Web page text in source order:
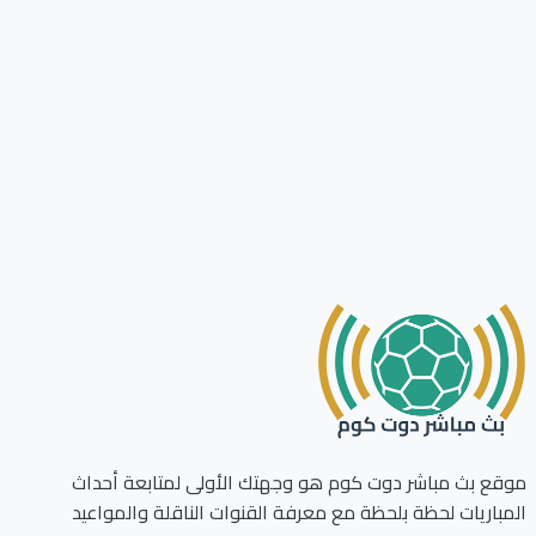
بث مباشر دوت كوم هو وجهتك الأولى لمتابعة أحداث
لحظة بلحظة مع معرفة القنوات الناقلة والمواعيد